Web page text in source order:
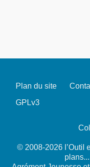
Plan du site
GPLv3
© 2008-2026 l’Outil
plans...